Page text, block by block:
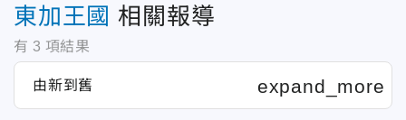
東加王國 相關報導
有 3 項結果